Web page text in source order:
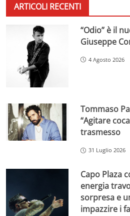
ARTICOLI RECENTI
“Odio” è il
Giuseppe
4 Agosto 2026
Tommaso
“Agitare
trasmesso
31 Luglio 2026
Capo Plaza
energia
sorpresa e
impazzire i